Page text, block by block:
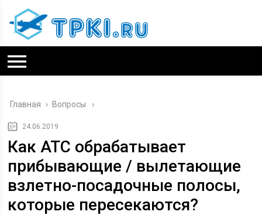
Главная › Вопросы
24.06.2019
Как ATC обрабатывает
прибывающие / вылетающие
взлетно-посадочные полосы,
которые пересекаются?